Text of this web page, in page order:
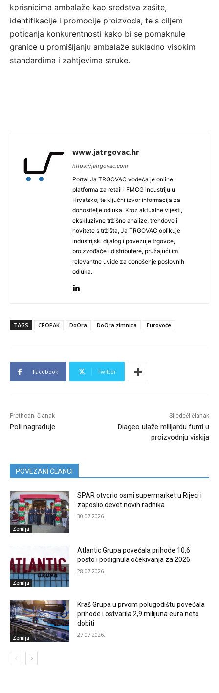
korisnicima ambalaže kao sredstva zašite,
identifikacije i promocije proizvoda, te s ciljem
poticanja konkurentnosti kako bi se pomaknule
granice u promišljanju ambalaže sukladno visokim
standardima i zahtjevima struke.
www.jatrgovac.hr
https://jatrgovac.com
Portal Ja TRGOVAC vodeća je online
platforma za retail i FMCG industriju u
Hrvatskoj te ključni izvor informacija za
donositelje odluka. Kroz aktualne vijesti,
ekskluzivne tržišne analize, trendove i
novitete s tržišta, Ja TRGOVAC oblikuje
industrijski dijalog i povezuje trgovce,
proizvođače i distributere, pružajući im
relevantne uvide za donošenje poslovnih
odluka.
TAGS CROPAK DoOra DoOra zimnica Eurovoće
Facebook Twitter
Prethodni članak
Poli nagrađuje
Sljedeći članak
Diageo ulaže milijardu funti u
proizvodnju viskija
POVEZANI ČLANCI
Zemlja
SPAR otvorio osmi supermarket u Rijeci i
zaposlio devet novih radnika
30.07.2026.
Zemlja
Atlantic Grupa povećala prihode 10,6
posto i podignula očekivanja za 2026.
28.07.2026.
Zemlja
Kraš Grupa u prvom polugodištu povećala
prihode i ostvarila 2,9 milijuna eura neto
dobiti
27.07.2026.